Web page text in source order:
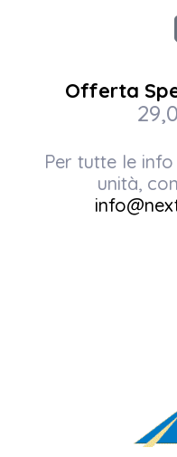
Offerta
Per tutte le
unità,